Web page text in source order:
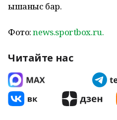
ышаныс бар.
Фото:news.sportbox.ru.
Читайте нас